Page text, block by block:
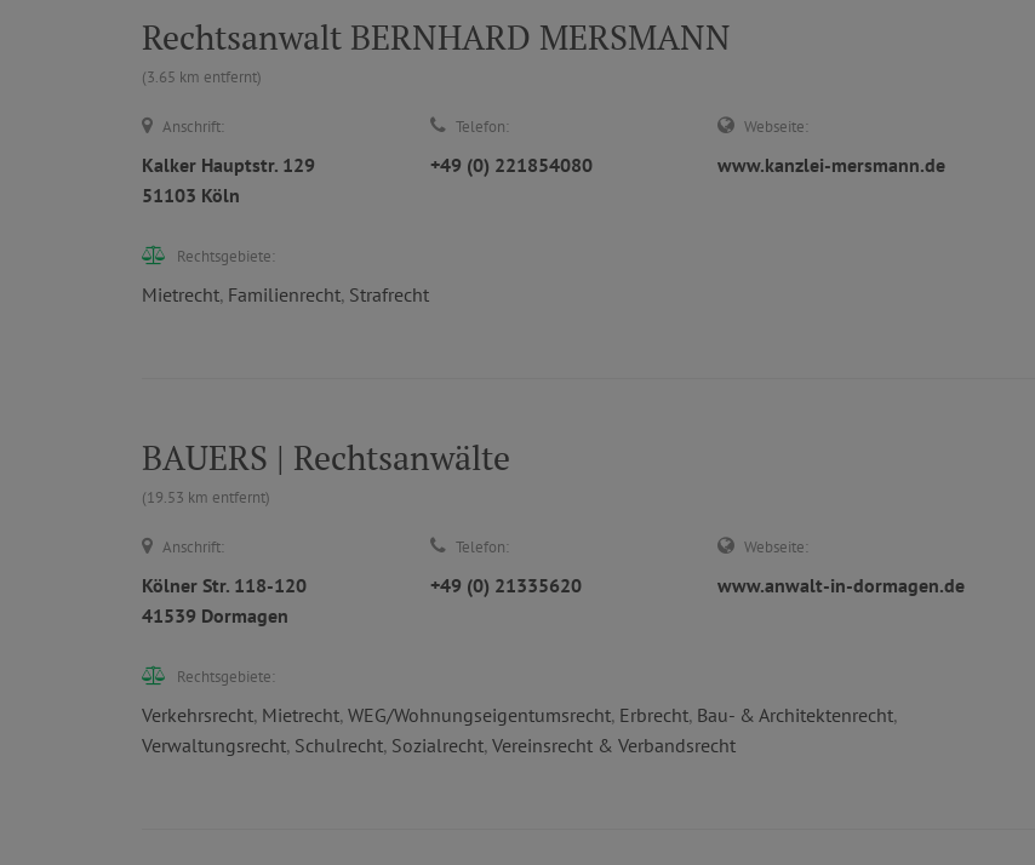
Rechtsanwalt BERNHARD MERSMANN
(3.65 km entfernt)
Anschrift:
Kalker Hauptstr. 129
51103 Köln
Telefon:
+49 (0) 221854080
Webseite:
www.kanzlei-mersmann.de
Rechtsgebiete:
Mietrecht, Familienrecht, Strafrecht
BAUERS | Rechtsanwälte
(19.53 km entfernt)
Anschrift:
Kölner Str. 118-120
41539 Dormagen
Telefon:
+49 (0) 21335620
Webseite:
www.anwalt-in-dormagen.de
Rechtsgebiete:
Verkehrsrecht, Mietrecht, WEG/Wohnungseigentumsrecht, Erbrecht, Bau- & Architektenrecht,
Verwaltungsrecht, Schulrecht, Sozialrecht, Vereinsrecht & Verbandsrecht